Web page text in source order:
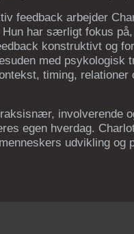
feedback arbejder
har særligt fokus
konstruktivt og
med
timing,
involverende
egen hverdag.
udvikling og